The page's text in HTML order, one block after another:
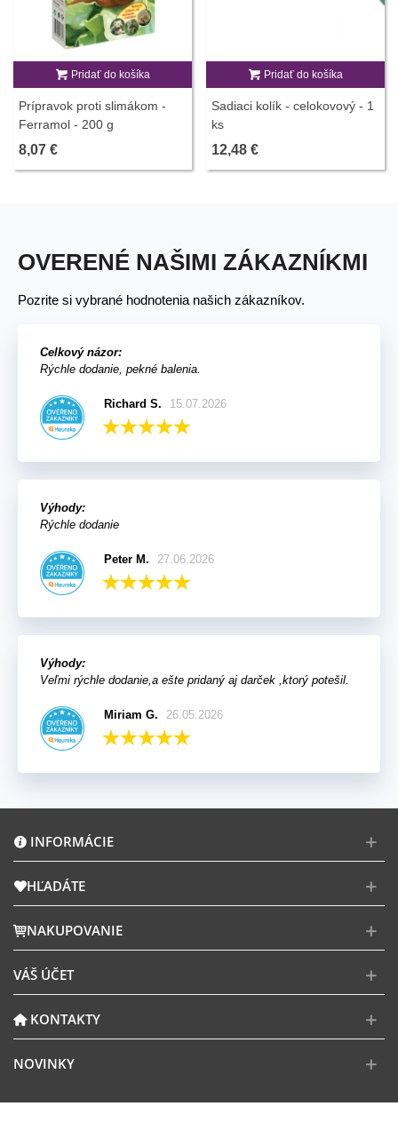
Pridať do košíka
Prípravok proti slimákom -
Ferramol - 200 g
8,07 €
Pridať do košíka
Sadiaci kolík - celokovový - 1
ks
12,48 €
OVERENÉ NAŠIMI ZÁKAZNÍKMI
Pozrite si vybrané hodnotenia našich zákazníkov.
Celkový názor:
Rýchle dodanie, pekné balenia.
Richard S. 15.07.2026
Výhody:
Rýchle dodanie
Peter M. 27.06.2026
Výhody:
Veľmi rýchle dodanie,a ešte pridaný aj darček ,ktorý potešil.
Miriam G. 26.05.2026
INFORMÁCIE
HĽADÁTE
NAKUPOVANIE
VÁŠ ÚČET
KONTAKTY
NOVINKY